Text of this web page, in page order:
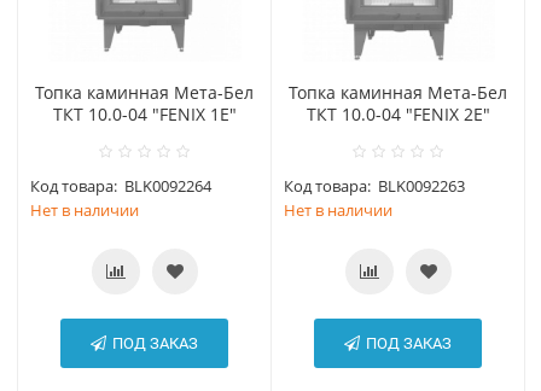
Топка каминная Мета-Бел
ТКТ 10.0-04 "FENIX 1E"
Код товара: BLK0092264
Нет в наличии
ПОД ЗАКАЗ
Топка каминная Мета-Бел
ТКТ 10.0-04 "FENIX 2E"
Код товара: BLK0092263
Нет в наличии
ПОД ЗАКАЗ